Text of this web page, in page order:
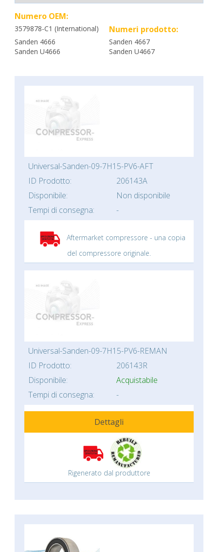
Numero OEM:
3579878-C1 (International) Numeri prodotto:
Sanden 4666
Sanden 4667
Sanden U4666
Sanden U4667
Universal-Sanden-09-7H15-PV6-AFT
ID Prodotto:
206143A
Disponibile:
Non disponibile
Tempi di consegna:
-
Aftermarket compressore - una copia
del compressore originale.
Universal-Sanden-09-7H15-PV6-REMAN
ID Prodotto:
206143R
Disponibile:
Acquistabile
Tempi di consegna:
-
Dettagli
Rigenerato dal produttore